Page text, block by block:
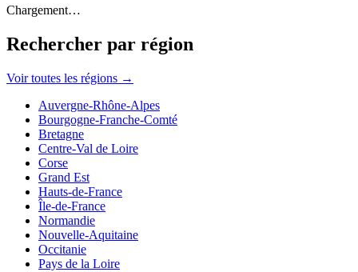
Chargement…
Rechercher par région
Voir toutes les régions →
Auvergne-Rhône-Alpes
Bourgogne-Franche-Comté
Bretagne
Centre-Val de Loire
Corse
Grand Est
Hauts-de-France
Île-de-France
Normandie
Nouvelle-Aquitaine
Occitanie
Pays de la Loire